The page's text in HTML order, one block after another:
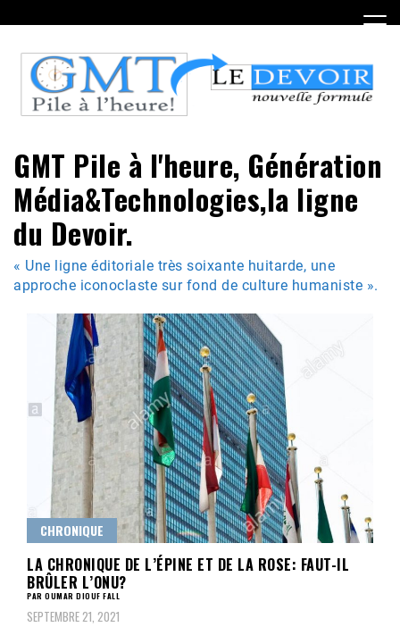
to
content
GMT Pile à l'heure, Génération
Média&Technologies,la ligne
du Devoir.
« Une ligne éditoriale très soixante huitarde, une
approche iconoclaste sur fond de culture humaniste ».
CHRONIQUE
LA CHRONIQUE DE L’ÉPINE ET DE LA ROSE: FAUT-IL
BRÛLER L’ONU?
PAR OUMAR DIOUF FALL
SEPTEMBRE 21, 2021